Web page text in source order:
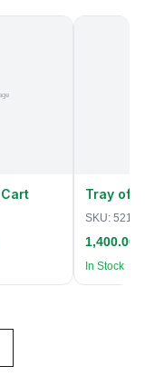
Tray of
SKU: 5218
1,400.00
In Stock